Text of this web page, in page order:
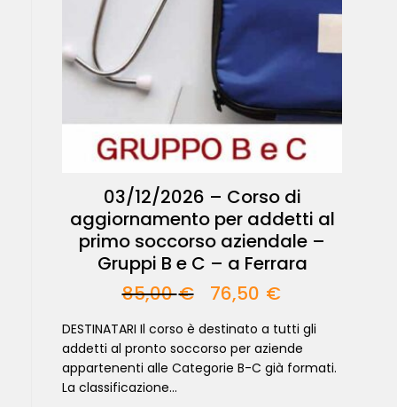
03/12/2026 – Corso di
aggiornamento per addetti al
primo soccorso aziendale –
Gruppi B e C – a Ferrara
85,00€ 76,50 €
DESTINATARI Il corso è destinato a tutti gli
addetti al pronto soccorso per aziende
appartenenti alle Categorie B-C già formati.
La classificazione...